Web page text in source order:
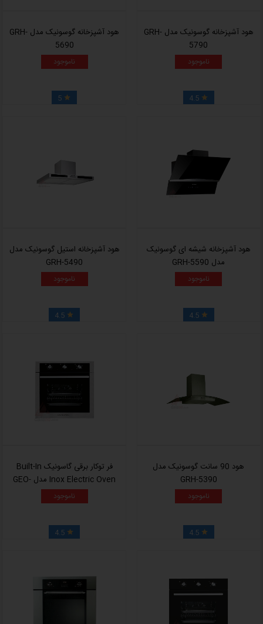
هود آشپزخانه گوسونیک مدل GRH-
5790
ناموجود

4.5
هود آشپزخانه گوسونیک مدل GRH-
5690
ناموجود

هود آشپزخانه شیشه ای گوسونیک
مدل GRH-5590
ناموجود

4.5
هود آشپزخانه استیل گوسونیک مدل
GRH-5490
ناموجود

هود 90 سانت گوسونیک مدل
GRH-5390
ناموجود

4.5
فر توکار برقی گاسونیک Built-In
Inox Electric Oven مدل GEO-
6060
ناموجود
